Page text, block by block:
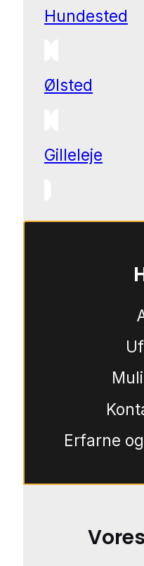
Hundested
Ølsted
Gilleleje
Erfarne